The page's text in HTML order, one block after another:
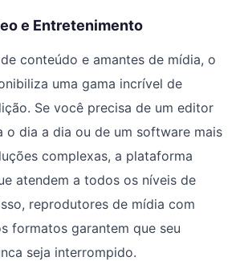
e Entretenimento
conteúdo e amantes de mídia, o
uma gama incrível de
Se você precisa de um editor
o dia a dia ou de um software mais
complexas, a plataforma
atendem a todos os níveis de
reprodutores de mídia com
formatos garantem que seu
seja interrompido.